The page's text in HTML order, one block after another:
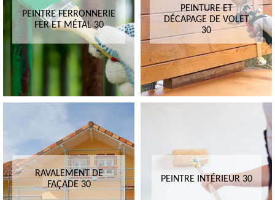
PEINTRE FERRONNERIE
FER ET MÉTAL 30
PEINTURE ET
DÉCAPAGE DE VOLET
30
RAVALEMENT DE
FAÇADE 30
PEINTRE INTÉRIEUR 30